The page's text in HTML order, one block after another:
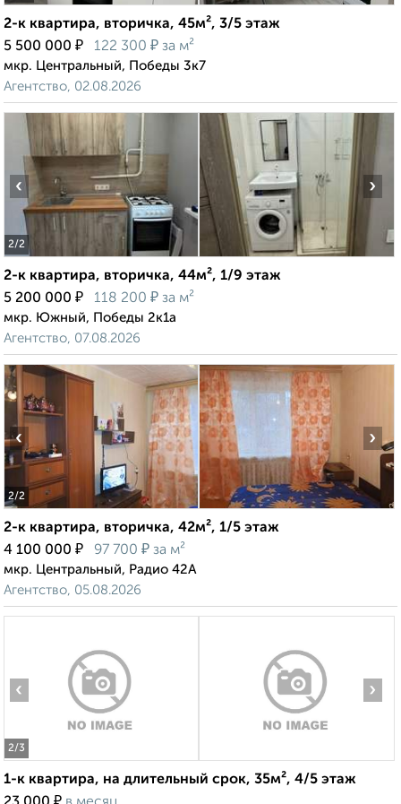
2-к квартира, вторичка, 45м², 3/5 этаж
5 500 000 ₽ 122 300 ₽ за м²
мкр. Центральный, Победы 3к7
Агентство, 02.08.2026
2/2
‹ ›
2-к квартира, вторичка, 44м², 1/9 этаж
5 200 000 ₽ 118 200 ₽ за м²
мкр. Южный, Победы 2к1а
Агентство, 07.08.2026
2/2
‹ ›
2-к квартира, вторичка, 42м², 1/5 этаж
4 100 000 ₽ 97 700 ₽ за м²
мкр. Центральный, Радио 42А
Агентство, 05.08.2026
2/3
‹ ›
1-к квартира, на длительный срок, 35м², 4/5 этаж